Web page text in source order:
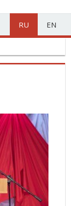
RU EN